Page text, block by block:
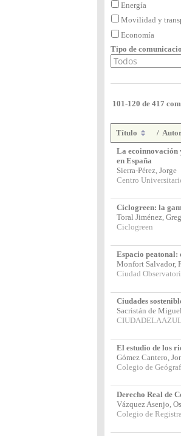
Energía
Movilidad y
Economía
Tipo de
101-120 de 417
Título /
La ecoinnovación
en España
Sierra-Pérez, Jorge
Centro
Ciclogreen: la
Toral Jiménez,
Ciclogreen
Espacio peatonal:
Monfort Salvador,
Ciudad
Ciudades
Sacristán de
CIUDADELAAZUL
El estudio de los
Gómez Cantero,
Colegio de
Derecho Real de
Vázquez Asenjo,
Colegio de